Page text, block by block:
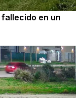
en un